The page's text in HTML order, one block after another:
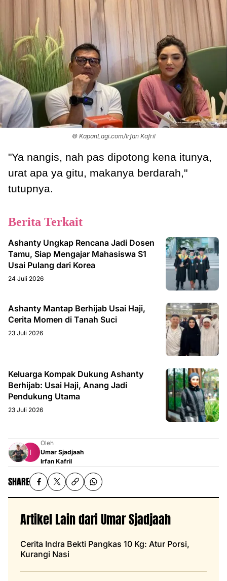
© KapanLagi.com/Irfan Kafril
"Ya nangis, nah pas dipotong kena itunya,
urat apa ya gitu, makanya berdarah,"
tutupnya.
Berita Terkait
Ashanty Ungkap Rencana Jadi Dosen
Tamu, Siap Mengajar Mahasiswa S1
Usai Pulang dari Korea
24 Juli 2026
Ashanty Mantap Berhijab Usai Haji,
Cerita Momen di Tanah Suci
23 Juli 2026
Keluarga Kompak Dukung Ashanty
Berhijab: Usai Haji, Anang Jadi
Pendukung Utama
23 Juli 2026
Oleh
Umar Sjadjaah
Irfan Kafril
SHARE
Artikel Lain dari Umar Sjadjaah
Cerita Indra Bekti Pangkas 10 Kg: Atur Porsi,
Kurangi Nasi